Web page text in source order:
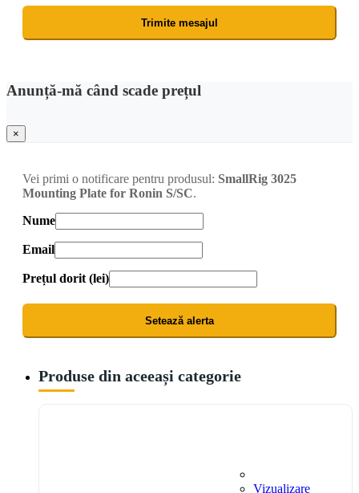
Trimite mesajul
Anunță-mă când scade prețul
×
Vei primi o notificare pentru produsul: SmallRig 3025
Mounting Plate for Ronin S/SC.
Nume
Email
Prețul dorit (lei)
Setează alerta
Produse din aceeași categorie
Vizualizare